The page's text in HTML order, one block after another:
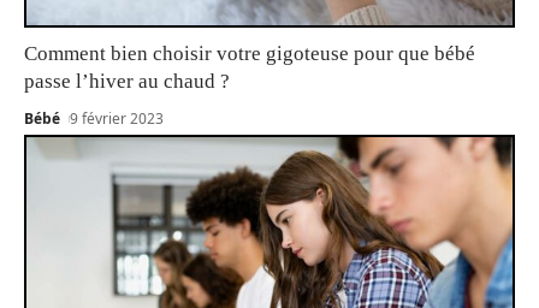
Comment bien choisir votre gigoteuse pour que bébé
passe l’hiver au chaud ?
Bébé 9 février 2023